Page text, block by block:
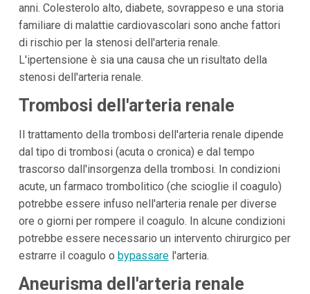
anni. Colesterolo alto, diabete, sovrappeso e una storia
familiare di malattie cardiovascolari sono anche fattori
di rischio per la stenosi dell'arteria renale.
L'ipertensione è sia una causa che un risultato della
stenosi dell'arteria renale.
Trombosi dell'arteria renale
Il trattamento della trombosi dell'arteria renale dipende
dal tipo di trombosi (acuta o cronica) e dal tempo
trascorso dall'insorgenza della trombosi. In condizioni
acute, un farmaco trombolitico (che scioglie il coagulo)
potrebbe essere infuso nell'arteria renale per diverse
ore o giorni per rompere il coagulo. In alcune condizioni
potrebbe essere necessario un intervento chirurgico per
estrarre il coagulo o bypassarel'arteria.
Aneurisma dell'arteria renale